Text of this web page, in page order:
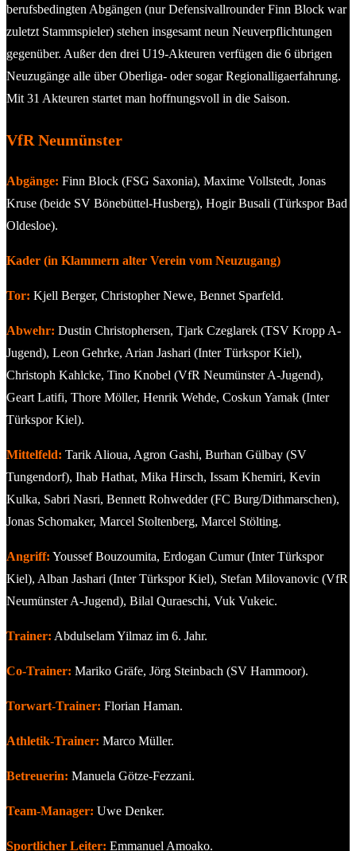
berufsbedingten Abgängen (nur Defensivallrounder Finn Block war
zuletzt Stammspieler) stehen insgesamt neun Neuverpflichtungen
gegenüber. Außer den drei U19-Akteuren verfügen die 6 übrigen
Neuzugänge alle über Oberliga- oder sogar Regionalligaerfahrung.
Mit 31 Akteuren startet man hoffnungsvoll in die Saison.
VfR Neumünster
Abgänge: Finn Block (FSG Saxonia), Maxime Vollstedt, Jonas
Kruse (beide SV Bönebüttel-Husberg), Hogir Busali (Türkspor Bad
Oldesloe).
Kader (in Klammern alter Verein vom Neuzugang)
Tor: Kjell Berger, Christopher Newe, Bennet Sparfeld.
Abwehr: Dustin Christophersen, Tjark Czeglarek (TSV Kropp A-
Jugend), Leon Gehrke, Arian Jashari (Inter Türkspor Kiel),
Christoph Kahlcke, Tino Knobel (VfR Neumünster A-Jugend),
Geart Latifi, Thore Möller, Henrik Wehde, Coskun Yamak (Inter
Türkspor Kiel).
Mittelfeld: Tarik Alioua, Agron Gashi, Burhan Gülbay (SV
Tungendorf), Ihab Hathat, Mika Hirsch, Issam Khemiri, Kevin
Kulka, Sabri Nasri, Bennett Rohwedder (FC Burg/Dithmarschen),
Jonas Schomaker, Marcel Stoltenberg, Marcel Stölting.
Angriff: Youssef Bouzoumita, Erdogan Cumur (Inter Türkspor
Kiel), Alban Jashari (Inter Türkspor Kiel), Stefan Milovanovic (VfR
Neumünster A-Jugend), Bilal Quraeschi, Vuk Vukeic.
Trainer: Abdulselam Yilmaz im 6. Jahr.
Co-Trainer: Mariko Gräfe, Jörg Steinbach (SV Hammoor).
Torwart-Trainer: Florian Haman.
Athletik-Trainer: Marco Müller.
Betreuerin: Manuela Götze-Fezzani.
Team-Manager: Uwe Denker.
Sportlicher Leiter: Emmanuel Amoako.